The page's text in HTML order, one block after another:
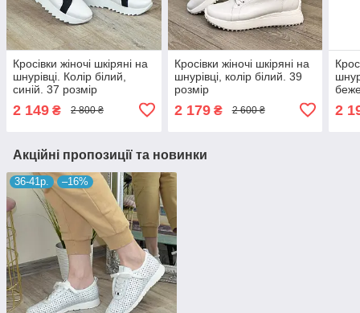
Кросівки жіночі шкіряні на
шнурівці. Колір білий,
синій. 37 розмір
2 149 ₴ 2 800 ₴
Кросівки жіночі шкіряні на
шнурівці, колір білий. 39
розмір
2 179₴ 2 600 ₴ 2
Акційні пропозиції та новинки
36-41р. –16%